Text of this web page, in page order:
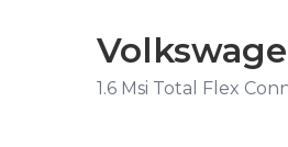
1.6 Msi Total Flex